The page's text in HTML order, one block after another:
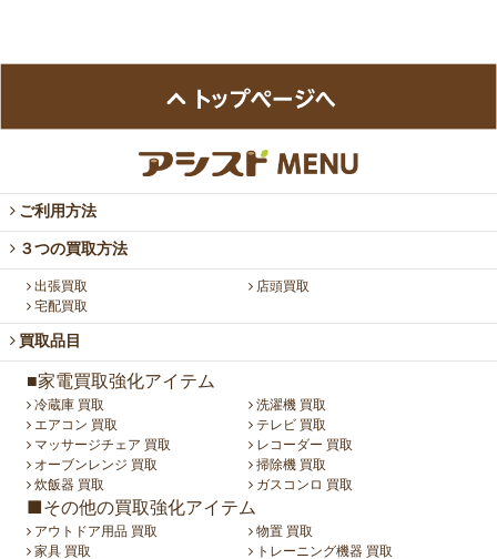
ご利用方法
３つの買取方法
出張買取
店頭買取
宅配買取
買取品目
■家電買取強化アイテム
冷蔵庫 買取
洗濯機 買取
エアコン 買取
テレビ 買取
マッサージチェア 買取
レコーダー 買取
オーブンレンジ 買取
掃除機 買取
炊飯器 買取
ガスコンロ 買取
■その他の買取強化アイテム
アウトドア用品 買取
物置 買取
家具 買取
トレーニング機器 買取